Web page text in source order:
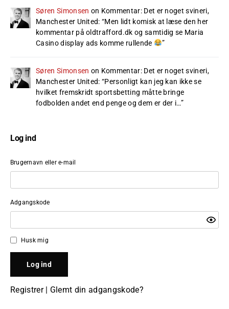
Søren Simonsen on Kommentar: Det er noget svineri,
Manchester United: “Men lidt komisk at læse den her
kommentar på oldtrafford.dk og samtidig se Maria
Casino display ads komme rullende
”
Søren Simonsen on Kommentar: Det er noget svineri,
Manchester United: “Personligt kan jeg kan ikke se
hvilket fremskridt sportsbetting måtte bringe
fodbolden andet end penge og dem er der i…”
Log ind
Brugernavn eller e-mail
Adgangskode
Husk mig
Registrer| Glemt din adgangskode?